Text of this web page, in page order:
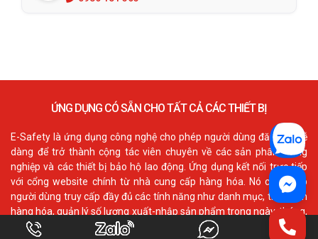
ỨNG DỤNG CÓ SẴN CHO TẤT CẢ CÁC THIẾT BỊ
E-Safety là ứng dụng công nghệ cho phép người dùng đăng ký dễ
dàng để trở thành cộng tác viên chuyên về các sản phẩm công
nghiệp và các thiết bị bảo hộ lao động. Ứng dụng kết nối trực tiếp
với cổng website chính từ nhà cung cấp hàng hóa. Nó cho phép
người dùng truy cấp đầy đủ các tính năng như danh mục, thông tin
hàng hóa, quản lý số lượng xuất-nhập sản phẩm trong ngày, tháng,
năm. Đồng thời kiểm soát chính xác về doanh số thu vào và ra.